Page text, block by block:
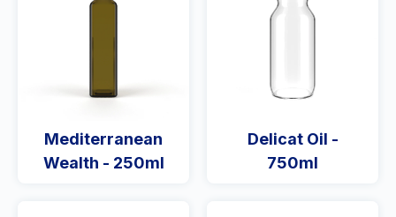
Mediterranean
Wealth - 250ml
Delicat Oil -
750ml